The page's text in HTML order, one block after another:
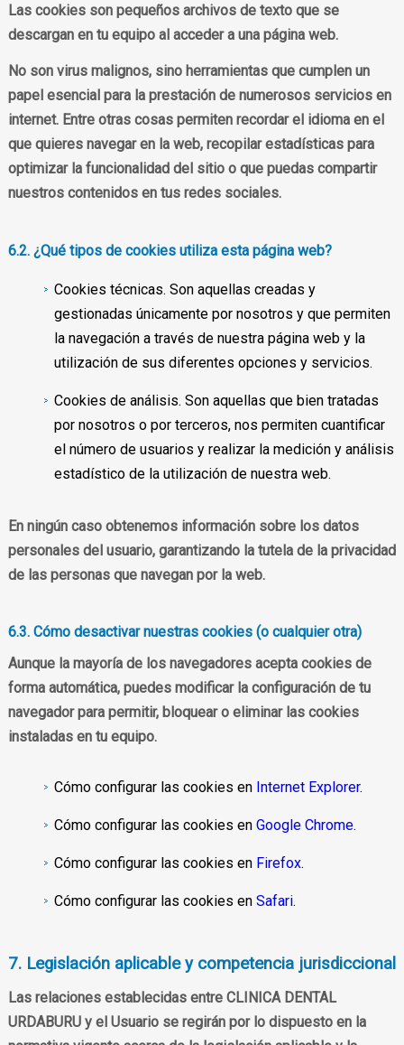
Las cookies son pequeños archivos de texto que se
descargan en tu equipo al acceder a una página web.
No son virus malignos, sino herramientas que cumplen un
papel esencial para la prestación de numerosos servicios en
internet. Entre otras cosas permiten recordar el idioma en el
que quieres navegar en la web, recopilar estadísticas para
optimizar la funcionalidad del sitio o que puedas compartir
nuestros contenidos en tus redes sociales.
6.2. ¿Qué tipos de cookies utiliza esta página web?
Cookies técnicas. Son aquellas creadas y
gestionadas únicamente por nosotros y que permiten
la navegación a través de nuestra página web y la
utilización de sus diferentes opciones y servicios.
Cookies de análisis. Son aquellas que bien tratadas
por nosotros o por terceros, nos permiten cuantificar
el número de usuarios y realizar la medición y análisis
estadístico de la utilización de nuestra web.
En ningún caso obtenemos información sobre los datos
personales del usuario, garantizando la tutela de la privacidad
de las personas que navegan por la web.
6.3. Cómo desactivar nuestras cookies (o cualquier otra)
Aunque la mayoría de los navegadores acepta cookies de
forma automática, puedes modificar la configuración de tu
navegador para permitir, bloquear o eliminar las cookies
instaladas en tu equipo.
Cómo configurar las cookies en Internet Explorer.
Cómo configurar las cookies enGoogle Chrome.
Cómo configurar las cookies en Firefox.
Cómo configurar las cookies enSafari.
7. Legislación aplicable y competencia jurisdiccional
Las relaciones establecidas entre CLINICA DENTAL
URDABURU y el Usuario se regirán por lo dispuesto en la